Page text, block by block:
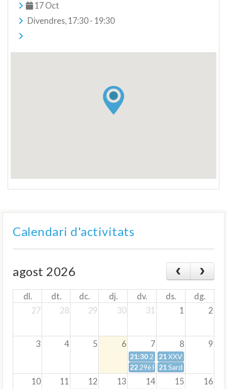
17 Oct
Divendres, 17:30 - 19:30
Calendari d'activitats
agost 2026
dl. dt. dc. dj. dv. ds.
dg.
27
28 29 30 31 1 2
3 4 5 6 7 8 9
21:30 2a Pool Party
21XXVII Aniversari
22 29è Festival d'estiu del
21Sardinada i
10 11 12 13 14 15 16